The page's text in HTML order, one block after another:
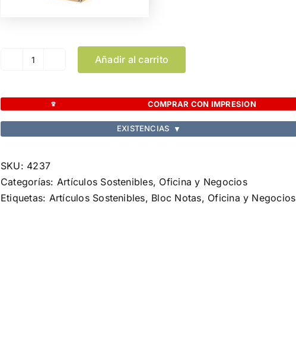
Bloc
Makron
cantidad
Añadir al carrito
COMPRAR CON IMPRESION
EXISTENCIAS ▼
SKU: 4237
Categorías: Artículos Sostenibles, Oficina y Negocios
Etiquetas: Artículos Sostenibles, Bloc Notas, Oficina y Negocios